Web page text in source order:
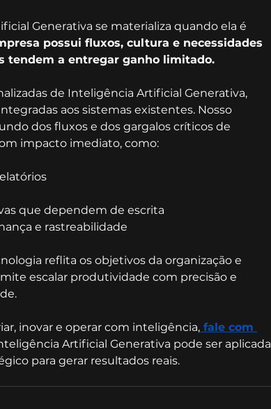
Generativa se materializa quando ela é
possui fluxos, cultura e necessidades
tendem a entregar ganho limitado.
de Inteligência Artificial Generativa,
aos sistemas existentes. Nosso
dos fluxos e dos gargalos críticos de
impacto imediato, como:
que dependem de escrita
e rastreabilidade
reflita os objetivos da organização e
escalar produtividade com precisão e
inovar e operar com inteligência, fale com
Artificial Generativa pode ser aplicada
para gerar resultados reais.